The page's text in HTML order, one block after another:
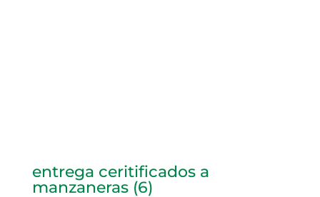
entrega ceritificados a
manzaneras (6)